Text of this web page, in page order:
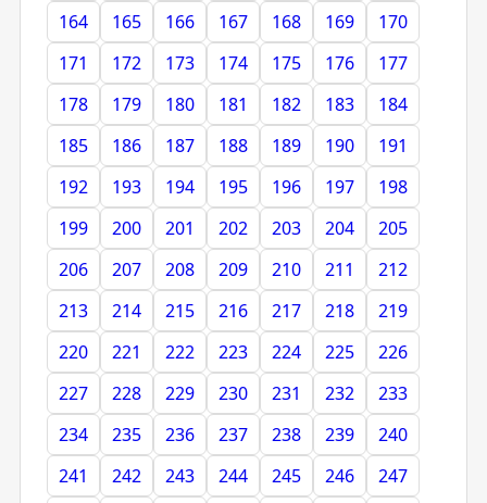
164
165 166 167 168 169
170
171
172 173 174 175 176
177
178
179 180 181 182 183
184
185
186 187 188 189 190
191
192
193 194 195 196 197
198
199
200 201 202 203 204
205
206
207 208 209 210 211
212
213
214 215 216 217 218
219
220
221 222 223 224 225
226
227
228 229 230 231 232
233
234
235 236 237 238 239
240
241
242 243 244 245 246
247